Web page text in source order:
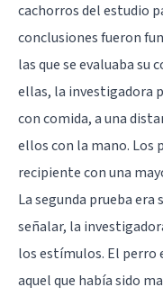
cachorros del estudio
conclusiones fueron
las que se evaluaba su
ellas, la investigadora
con comida, a una
ellos con la mano. Los
recipiente con una
La segunda prueba
señalar, la
los estímulos. El perro
aquel que había sido